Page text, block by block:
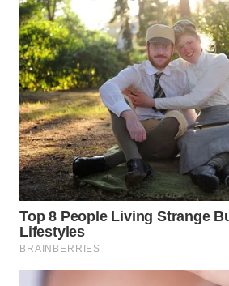
WN
LIKUPANG
WN
LABUANBAJO
WN
BORNEO
Wahana
Media
Group
WAHANA
NEWS